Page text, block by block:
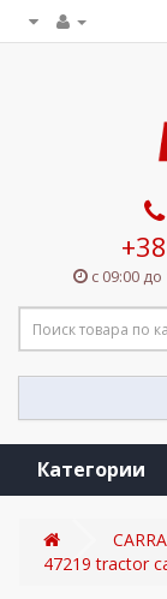
с 09:00
Категории
47219 tractor